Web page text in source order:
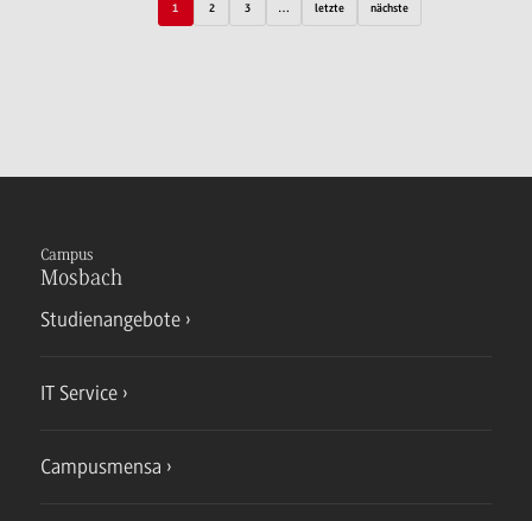
1 2 3 … letzte nächste
Campus
Mosbach
Studienangebote
IT Service
Campusmensa